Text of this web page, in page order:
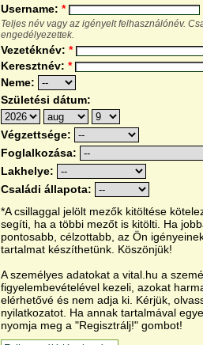
Username: *
Teljes név vagy az igényelt felhasználónév.
engedélyezettek.
Vezetéknév: *
Keresztnév: *
Neme:
Születési dátum:
Végzettsége:
Foglalkozása:
Lakhelye:
Családi állapota:
*A csillaggal jelölt mezők kitöltése
segíti, ha a többi mezőt is kitölti. Ha
pontosabb, célzottabb, az Ön
tartalmat készíthetünk. Köszönjük!
A személyes adatokat a vital.hu a
figyelembevételével kezeli, azokat
elérhetővé és nem adja ki. Kérjük,
nyilatkozatot. Ha annak tartalmával
nyomja meg a "Regisztrálj!" gombot!